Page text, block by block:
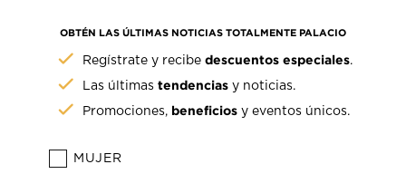
OBTÉN LAS ÚLTIMAS NOTICIAS TOTALMENTE PALACIO
Regístrate y recibedescuentos especiales.
Las últimastendencias y noticias.
Promociones, beneficios y eventos únicos.
MUJER